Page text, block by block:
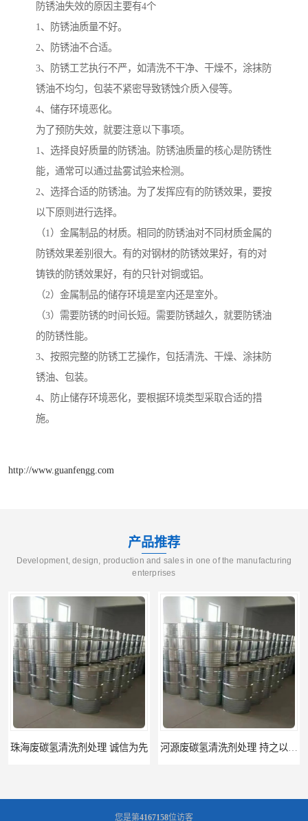
防锈油失效的原因主要有4个
1、防锈油质量不好。
2、防锈油不合适。
3、防锈工艺执行不严，如清洗不干净、干燥不，涂抹防
锈油不均匀，包装不紧密导致锈蚀介质入侵等。
4、储存环境恶化。
为了预防失效，就要注意以下事项。
1、选择良好质量的防锈油。防锈油质量的核心是防锈性
能，通常可以通过盐雾试验来检测。
2、选择合适的防锈油。为了发挥应有的防锈效果，要按
以下原则进行选择。
（1）金属制品的材质。相同的防锈油对不同材质金属的
防锈效果差别很大。有的对钢材的防锈效果好，有的对
铸铁的防锈效果好，有的只针对铜或铝。
（2）金属制品的储存环境是室内还是室外。
（3）需要防锈的时间长短。需要防锈越久，就要防锈油
的防锈性能。
3、按照完整的防锈工艺操作，包括清洗、干燥、涂抹防
锈油、包装。
4、防止储存环境恶化，要根据环境类型采取合适的措
施。
http://www.guanfengg.com
产品推荐
Development, design, production and sales in one of the manufacturing
enterprises
河源废碳氢清洗剂处理 持之以恒为客户服务
您是第4167158位访客